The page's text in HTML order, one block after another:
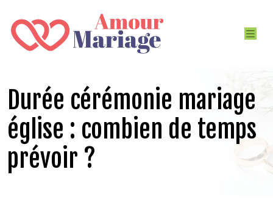
Durée cérémonie mariage
église : combien de temps
prévoir ?